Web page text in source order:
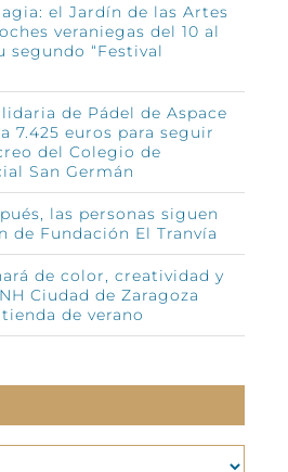
el Jardín de las Artes
veraniegas del 10 al
segundo “Festival
de Pádel de Aspace
7.425 euros para seguir
del Colegio de
San Germán
las personas siguen
de Fundación El Tranvía
de color, creatividad y
Ciudad de Zaragoza
de verano